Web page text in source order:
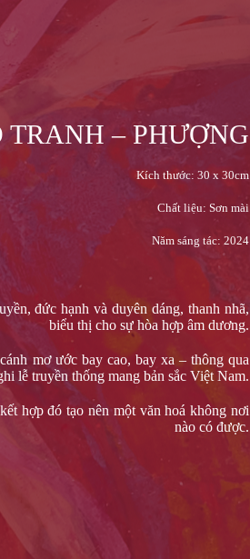
TRANH – PHƯỢNG
Kích thước: 30 x 30cm‎
Chất liệu: Sơn mài
Năm sáng tác: 2024
đức hạnh và duyên dáng, thanh nhã,
biểu thị cho sự hòa hợp âm dương.
mơ ước bay cao, bay xa – thông qua
lễ truyền thống mang bản sắc Việt Nam.
hợp đó tạo nên một văn hoá không nơi
nào có được.